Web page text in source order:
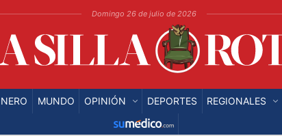
Domingo 26 de julio de 2026
MUNDO OPINIÓN DEPORTES REGIONALES
OPINIÓN DEPORTES